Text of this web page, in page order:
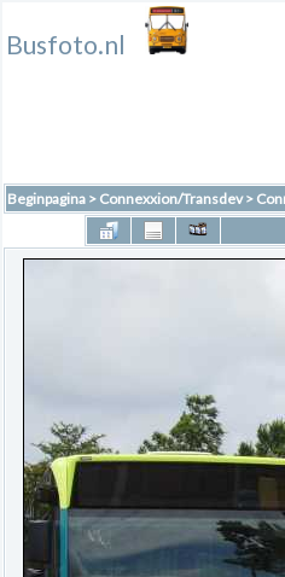
Busfoto.nl
Beginpagina > Connexxion/Transdev>